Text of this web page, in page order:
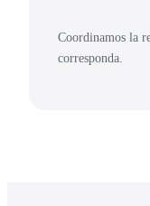
Coordinamos la
corresponda.